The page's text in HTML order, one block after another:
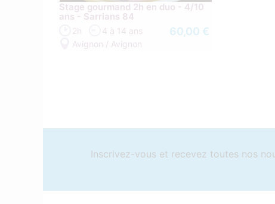
Stage gourmand 2h en duo - 4/10
ans - Sarrians 84
2h
4 à 14 ans
Avignon / Avignon
60,00 €
Inscrivez-vous et recevez toutes nos